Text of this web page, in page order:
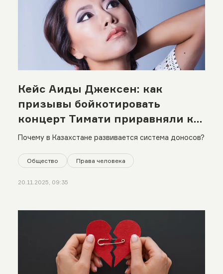
Кейс Аиды Джексен: как
призывы бойкотировать
концерт Тимати приравняли к
экстремизму
Почему в Казахстане развивается система доносов?
Общество Права человека
20.11.2025, 09:35